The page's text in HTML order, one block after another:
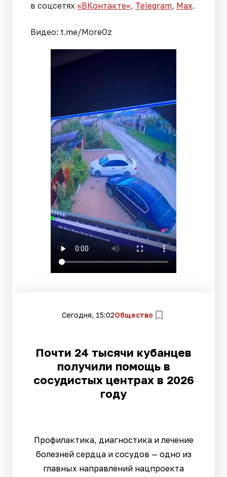
в соцсетях «ВКонтакте», Telegram, Мах.
Видео: t.me/MoreOz
Сегодня, 15:02Общество
Почти 24 тысячи кубанцев
получили помощь в
сосудистых центрах в 2026
году
Профилактика, диагностика и лечение
болезней сердца и сосудов — одно из
главных направлений нацпроекта